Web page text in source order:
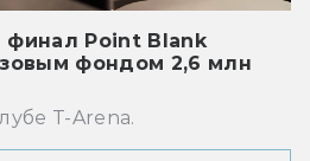
финал Point Blank
фондом 2,6 млн
T-Arena.